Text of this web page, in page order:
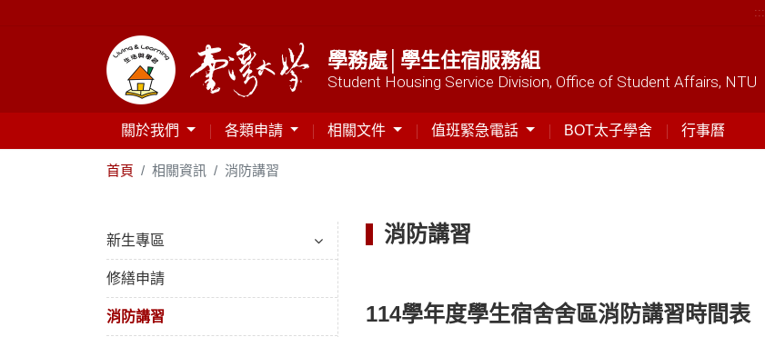
:::
學務處│學生住宿服務組
Student Housing Service Division, Office of Student Affairs, NTU
關於我們 各類申請 相關文件 值班緊急電話 BOT太子學舍 行事曆
首頁 相關資訊 消防講習
新生專區
修繕申請
消防講習
消防講習
114學年度學生宿舍舍區消防講習時間表